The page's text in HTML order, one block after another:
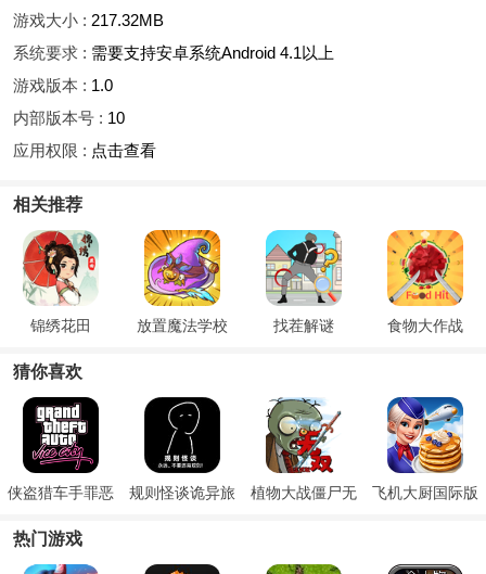
游戏大小 : 217.32MB
系统要求 : 需要支持安卓系统Android 4.1以上
游戏版本 : 1.0
内部版本号 : 10
应用权限 : 点击查看
相关推荐
锦绣花田 放置魔法学校 找茬解谜 食物大作战
猜你喜欢
侠盗猎车手罪恶
都市重制版
规则怪谈诡异旅
植物大战僵尸无
飞机大厨国际版
热门游戏